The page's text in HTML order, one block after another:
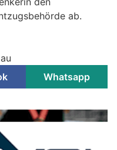
ab.
Whatsapp